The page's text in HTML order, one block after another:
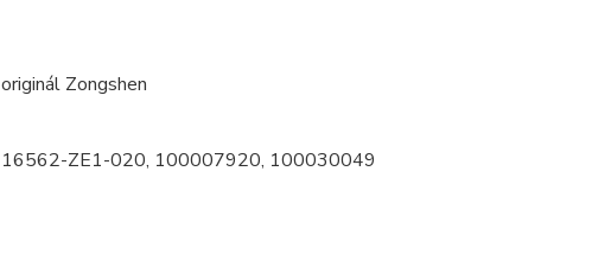
originál Zongshen
16562-ZE1-020, 100007920, 100030049